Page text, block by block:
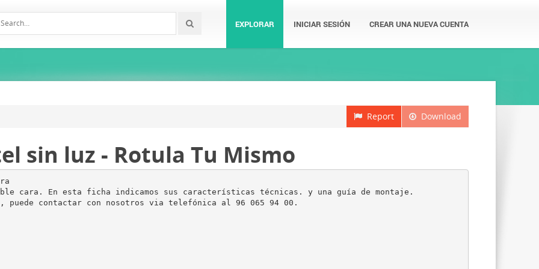
EXPLORAR INICIAR SESIÓN CREAR UNA NUEVA CUENTA
Download
Report
sin luz - Rotula Tu Mismo
cara. En esta ficha indicamos sus características técnicas. y una guía de montaje.
puede contactar con nosotros via telefónica al 96 065 94 00.